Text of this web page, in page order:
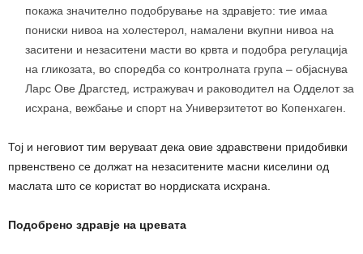
покажа значително подобрување на здравјето: тие имаа
пониски нивоа на холестерол, намалени вкупни нивоа на
заситени и незаситени масти во крвта и подобра регулација
на гликозата, во споредба со контролната група – објаснува
Ларс Ове Драгстед, истражувач и раководител на Одделот за
исхрана, вежбање и спорт на Универзитетот во Копенхаген.
Тој и неговиот тим веруваат дека овие здравствени придобивки
првенствено се должат на незаситените масни киселини од
маслата што се користат во нордиската исхрана.
Подобрено здравје на цревата